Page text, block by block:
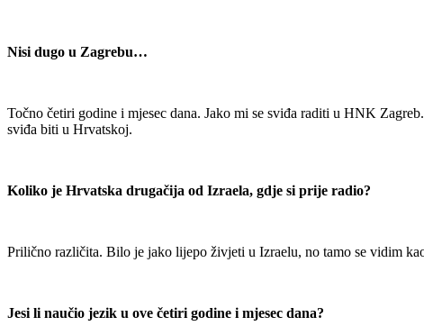
Nisi dugo u Zagrebu…
Točno četiri godine i mjesec dana. Jako mi se sviđa raditi u HNK
sviđa biti u Hrvatskoj.
Koliko je Hrvatska drugačija od Izraela, gdje si prije radio?
Prilično različita. Bilo je jako lijepo živjeti u Izraelu, no tamo se vidim
Jesi li naučio jezik u ove četiri godine i mjesec dana?